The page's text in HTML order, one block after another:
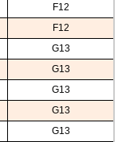
F12
F12
G13
G13
G13
G13
G13